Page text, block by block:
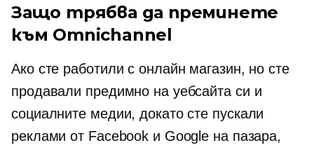
Защо трябва да преминете
към Omnichannel
Ако сте работили с онлайн магазин, но сте
продавали предимно на уебсайта си и
социалните медии, докато сте пускали
реклами от Facebook и Google на пазара,